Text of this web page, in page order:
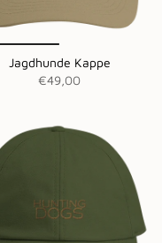
Jagdhunde Kappe
€49,00